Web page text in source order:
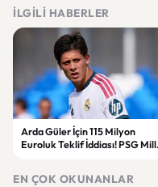
İLGILI HABERLER
Arda Güler İçin 115 Milyon
Euroluk Teklif İddiası! PSG Milli
EN ÇOK OKUNANLAR